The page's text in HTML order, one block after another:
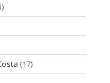
(17)